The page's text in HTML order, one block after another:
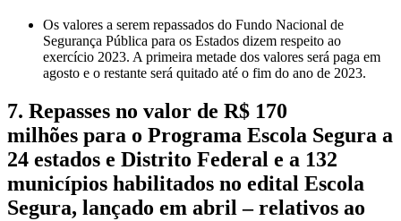
Os valores a serem repassados do Fundo Nacional de
Segurança Pública para os Estados dizem respeito ao
exercício 2023. A primeira metade dos valores será paga em
agosto e o restante será quitado até o fim do ano de 2023.
7. Repasses no valor de R$ 170
milhões para o Programa Escola Segura a
24 estados e Distrito Federal e a 132
municípios habilitados no edital Escola
Segura, lançado em abril – relativos ao